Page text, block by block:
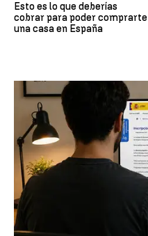
Esto es lo que deberías
cobrar para poder comprarte
una casa en España
Empleo